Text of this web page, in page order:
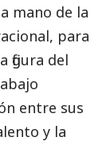
mano de la
para
figura del
entre sus
y la